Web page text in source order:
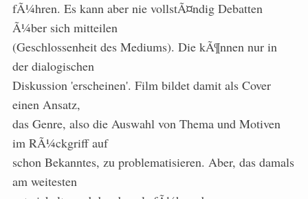
fÃ¼hren. Es kann aber nie vollstÃ¤ndig Debatten
Ã¼ber sich mitteilen
(Geschlossenheit des Mediums). Die kÃ¶nnen nur in
der dialogischen
Diskussion 'erscheinen'. Film bildet damit als Cover
einen Ansatz,
das Genre, also die Auswahl von Thema und Motiven
im RÃ¼ckgriff auf
schon Bekanntes, zu problematisieren. Aber, das damals
am weitesten